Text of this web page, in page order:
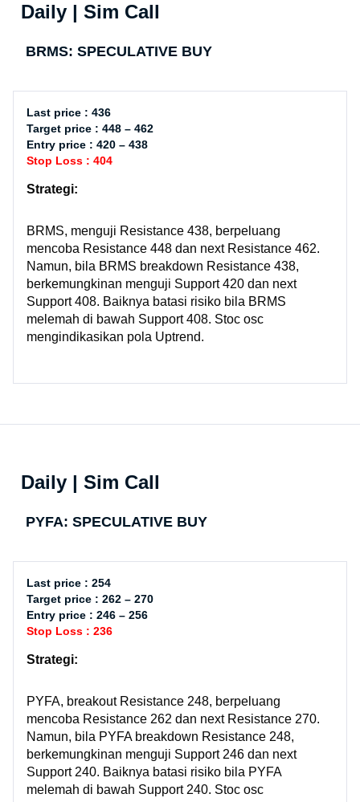
Daily | Sim Call
BRMS: SPECULATIVE BUY
Last price : 436
Target price : 448 – 462
Entry price : 420 – 438
Stop Loss : 404
Strategi:
BRMS, menguji Resistance 438, berpeluang
mencoba Resistance 448 dan next Resistance 462.
Namun, bila BRMS breakdown Resistance 438,
berkemungkinan menguji Support 420 dan next
Support 408. Baiknya batasi risiko bila BRMS
melemah di bawah Support 408. Stoc osc
mengindikasikan pola Uptrend.
Daily | Sim Call
PYFA: SPECULATIVE BUY
Last price : 254
Target price : 262 – 270
Entry price : 246 – 256
Stop Loss : 236
Strategi:
PYFA, breakout Resistance 248, berpeluang
mencoba Resistance 262 dan next Resistance 270.
Namun, bila PYFA breakdown Resistance 248,
berkemungkinan menguji Support 246 dan next
Support 240. Baiknya batasi risiko bila PYFA
melemah di bawah Support 240. Stoc osc